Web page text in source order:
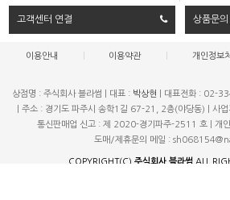
고객센터 연결 상품문
이용안내 이용약관 개인정보
상점명 : 주식회사 블라썸 대표 : 박상현 대표전화 : 02-
주소 : 경기도 파주시 송학1길 67-21, 2층(야당동) 사
통신판매업 신고 : 제 2020-경기파주-2511 호
개
도매/제휴문의 메일 :
COPYRIGHT(C) 주식회사 블라썸 ALL